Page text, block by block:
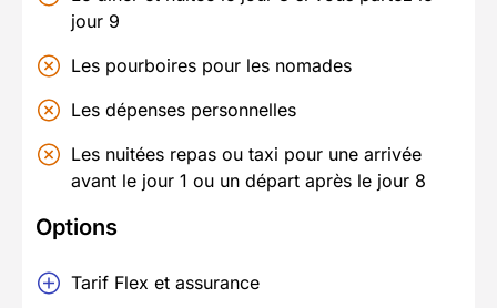
jour 9
Les pourboires pour les nomades
Les dépenses personnelles
Les nuitées repas ou taxi pour une arrivée
avant le jour 1 ou un départ après le jour 8
Options
Tarif Flex et assurance